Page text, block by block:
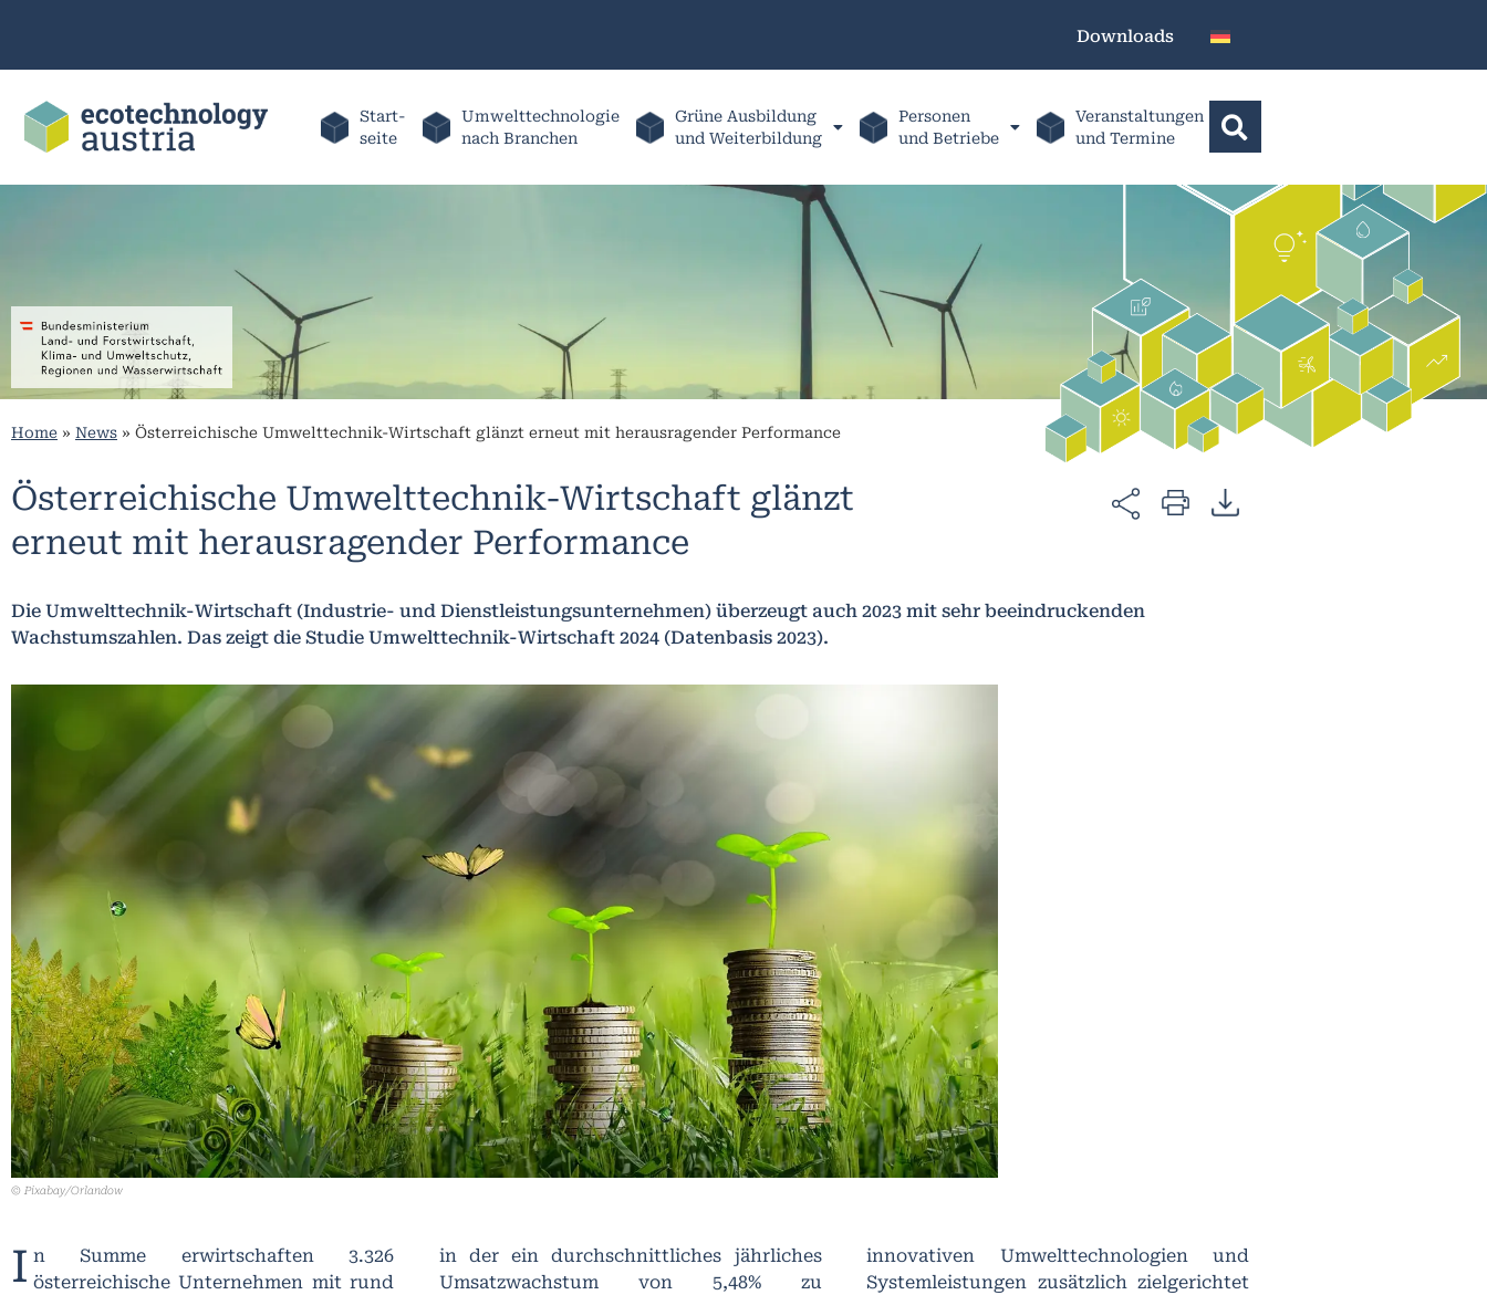
Downloads
Start-
seite
Umwelttechnologie
nach Branchen
Grüne Ausbildung
und Weiterbildung
Personen
und Betriebe
Veranstaltungen
und Termine
Home » News » Österreichische Umwelttechnik-Wirtschaft glänzt erneut mit herausragender Performance
Österreichische Umwelttechnik-Wirtschaft glänzt
erneut mit herausragender Performance
Die Umwelttechnik-Wirtschaft (Industrie- und Dienstleistungsunternehmen) überzeugt auch 2023 mit sehr beeindruckenden
Wachstumszahlen. Das zeigt die Studie Umwelttechnik-Wirtschaft 2024 (Datenbasis 2023).
© Pixabay/Orlandow
I n Summe erwirtschaften 3.326
österreichische Unternehmen mit rund
in der ein durchschnittliches jährliches
Umsatzwachstum von 5,48% zu
innovativen Umwelttechnologien und
Systemleistungen zusätzlich zielgerichtet